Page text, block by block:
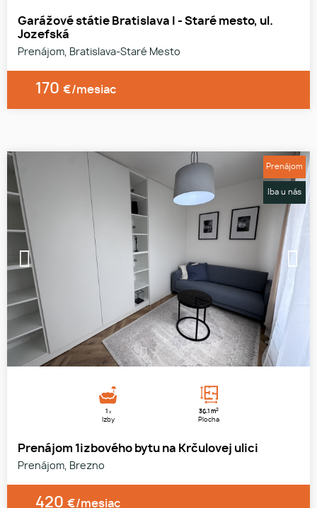
Garážové státie Bratislava I - Staré mesto, ul.
Jozefská
Prenájom, Bratislava-Staré Mesto
170 €/mesiac
1 2 3
1 x
Izby
36.1 m2
Plocha
Prenájom 1izbového bytu na Krčulovej ulici
Prenájom, Brezno
420 €/mesiac
Prenájom
Iba u nás